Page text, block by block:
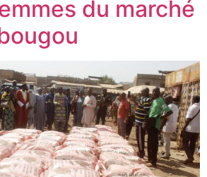
du marché